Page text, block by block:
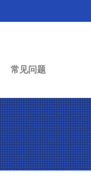
常见问题